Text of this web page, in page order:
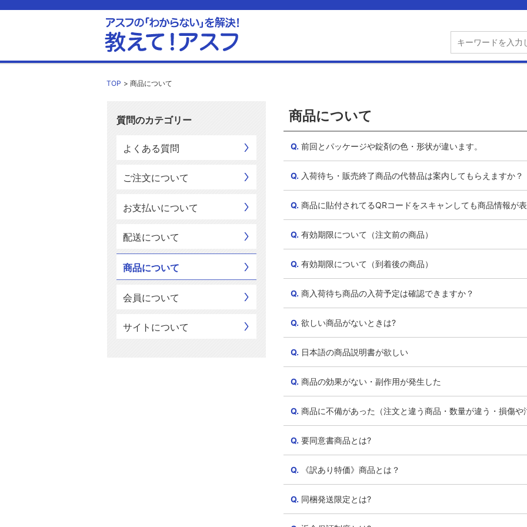
TOP 商品について
商品について
前回とパッケージや錠剤の色・形状が違います。
入荷待ち・販売終了商品の代替品は案内してもらえますか？
商品に貼付されてるQRコードをスキャンしても商品情報が
有効期限について（注文前の商品）
有効期限について（到着後の商品）
商入荷待ち商品の入荷予定は確認できますか？
欲しい商品がないときは?
日本語の商品説明書が欲しい
商品の効果がない・副作用が発生した
商品に不備があった（注文と違う商品・数量が違う・損傷や
要同意書商品とは?
《訳あり特価》商品とは？
同梱発送限定とは?
質問のカテゴリー
よくある質問
ご注文について
お支払いについて
配送について
商品について
会員について
サイトについて